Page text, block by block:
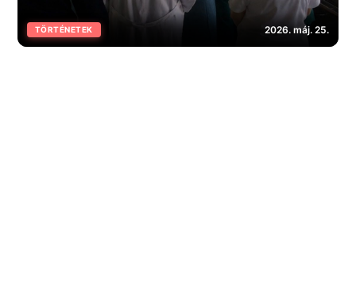
TÖRTÉNETEK 2026. máj. 25.